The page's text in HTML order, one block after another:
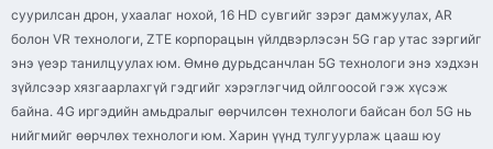
суурилсан дрон, ухаалаг нохой, 16 HD сувгийг зэрэг дамжуулах, AR
болон VR технологи, ZTE корпорацын үйлдвэрлэсэн 5G гар утас зэргийг
энэ үеэр танилцуулах юм. Өмнө дурьдсанчлан 5G технологи энэ хэдхэн
зүйлсээр хязгаарлахгүй гэдгийг хэрэглэгчид ойлгоосой гэж хүсэж
байна. 4G иргэдийн амьдралыг өөрчилсөн технологи байсан бол 5G нь
нийгмийг өөрчлөх технологи юм. Харин үүнд тулгуурлаж цааш юу